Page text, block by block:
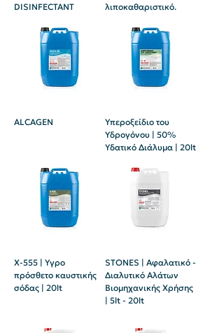
DISINFECTANT
λιποκαθαριστικό.
ALCAGEN
Υπεροξείδιο του
Υδρογόνου | 50%
Υδατικό Διάλυμα | 20lt
X-555 | Υγρο
πρόσθετο καυστικής
σόδας | 20lt
STONES | Αφαλατικό -
Διαλυτικό Αλάτων
Βιομηχανικής Χρήσης
| 5lt - 20lt